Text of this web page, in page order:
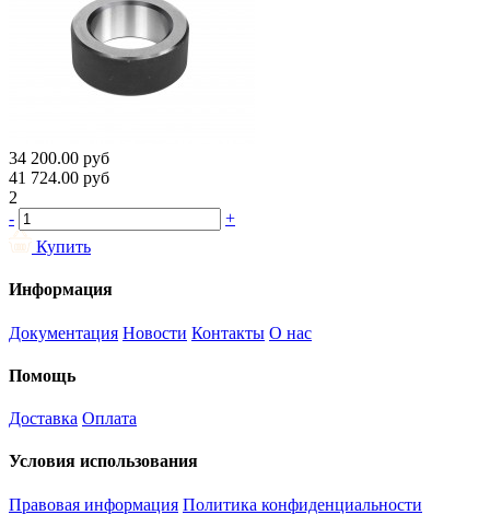
34 200.00 руб
41 724.00 руб
2
-
+
Купить
Информация
Документация Новости Контакты О нас
Помощь
Доставка Оплата
Условия использования
Правовая информация Политика конфиденциальности